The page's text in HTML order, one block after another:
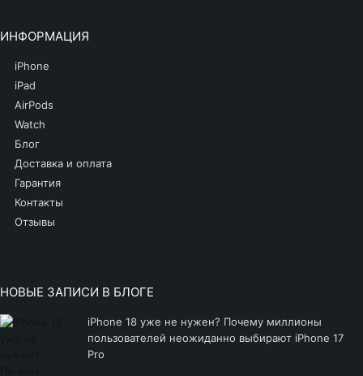
ИНФОРМАЦИЯ
iPhone
iPad
AirPods
Watch
Блог
Доставка и оплата
Гарантия
Контакты
Отзывы
НОВЫЕ ЗАПИСИ В БЛОГЕ
iPhone 18 уже не нужен? Почему миллионы
пользователей неожиданно выбирают iPhone 17
Pro